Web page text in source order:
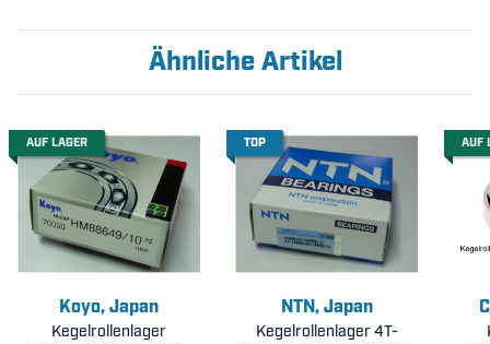
Ähnliche Artikel
AUF LAGER
Koyo, Japan
Kegelrollenlager
TOP
NTN, Japan
Kegelrollenlager 4T-
AUF